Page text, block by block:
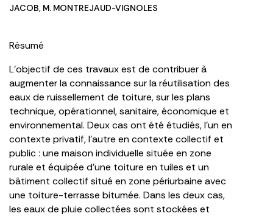
JACOB, M. MONTREJAUD-VIGNOLES
Résumé
L’objectif de ces travaux est de contribuer à
augmenter la connaissance sur la réutilisation des
eaux de ruissellement de toiture, sur les plans
technique, opérationnel, sanitaire, économique et
environnemental. Deux cas ont été étudiés, l’un en
contexte privatif, l’autre en contexte collectif et
public : une maison individuelle située en zone
rurale et équipée d’une toiture en tuiles et un
bâtiment collectif situé en zone périurbaine avec
une toiture-terrasse bitumée. Dans les deux cas,
les eaux de pluie collectées sont stockées et